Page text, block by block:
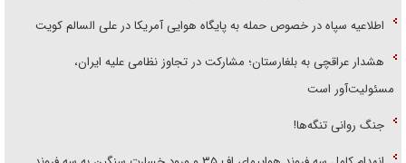
اطلاعیه سپاه در خصوص حمله به پایگاه هوایی آمریکا در علی السالم کویت
هشدار عراقچی به بلغارستان؛ مشارکت در تجاوز نظامی علیه ایران،
مسئولیت‌آور است
جنگ روانی تنگه‌ها!